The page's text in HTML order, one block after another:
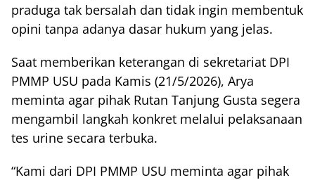
praduga tak bersalah dan tidak ingin membentuk
opini tanpa adanya dasar hukum yang jelas.
Saat memberikan keterangan di sekretariat DPI
PMMP USU pada Kamis (21/5/2026), Arya
meminta agar pihak Rutan Tanjung Gusta segera
mengambil langkah konkret melalui pelaksanaan
tes urine secara terbuka.
“Kami dari DPI PMMP USU meminta agar pihak